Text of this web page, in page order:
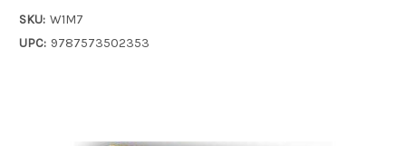
SKU: W1M7
UPC: 9787573502353